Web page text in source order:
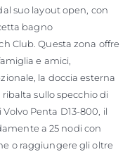
suo layout open, con
bagno
Club. Questa zona offre
e amici,
la doccia esterna
sullo specchio di
Penta D13-800, il
a 25 nodi con
o raggiungere gli oltre